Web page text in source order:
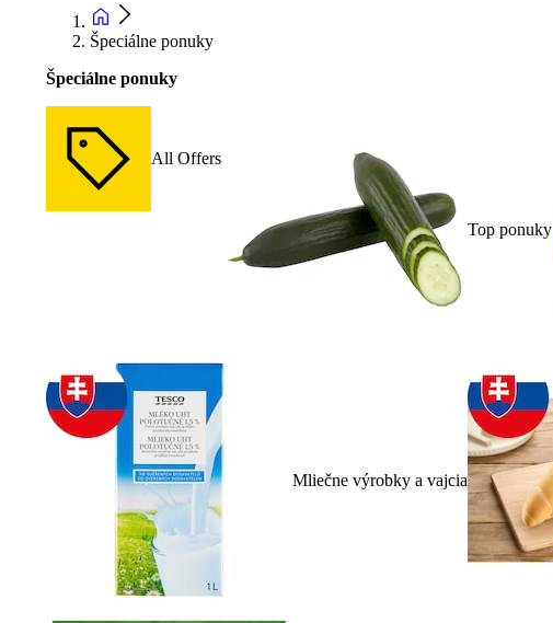
Špeciálne ponuky
Špeciálne ponuky
All Offers
Top ponuky
Mliečne výrobky a vajcia